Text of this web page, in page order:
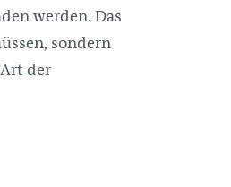
werden. Das
sondern
der